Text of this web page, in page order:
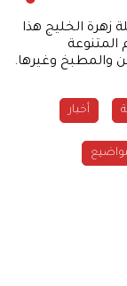
زهرة الخليج هذا
المتنوعة
والمطبخ وغيرها.
أخبار